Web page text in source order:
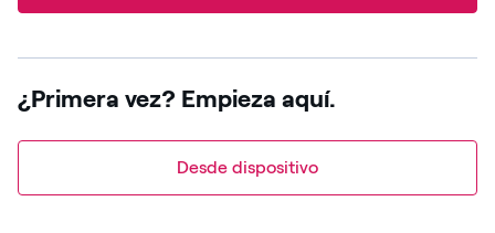
¿Primera vez? Empieza aquí.
Desde dispositivo